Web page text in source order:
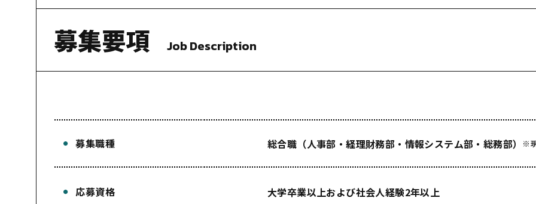
募集要項 Job Description
募集職種 総合職（人事部・経理財務部・情報システム部・総務部） ※
応募資格 大学卒業以上および社会人経験2年以上